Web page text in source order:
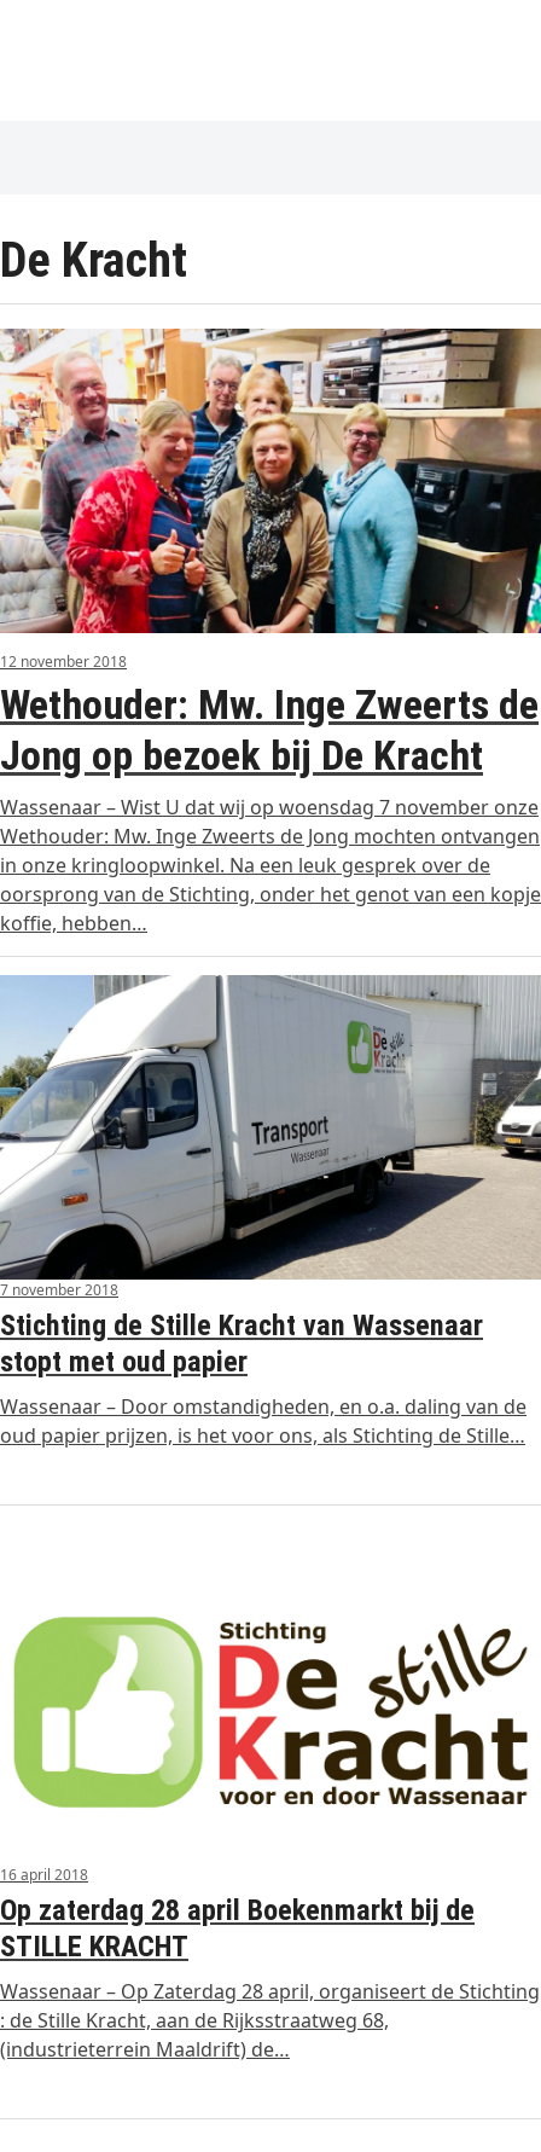
De Kracht
12 november 2018
Wethouder: Mw. Inge Zweerts de
Jong op bezoek bij De Kracht
Wassenaar – Wist U dat wij op woensdag 7 november onze
Wethouder: Mw. Inge Zweerts de Jong mochten ontvangen
in onze kringloopwinkel. Na een leuk gesprek over de
oorsprong van de Stichting, onder het genot van een kopje
koffie, hebben…
7 november 2018
Stichting de Stille Kracht van Wassenaar
stopt met oud papier
Wassenaar – Door omstandigheden, en o.a. daling van de
oud papier prijzen, is het voor ons, als Stichting de Stille…
16 april 2018
Op zaterdag 28 april Boekenmarkt bij de
STILLE KRACHT
Wassenaar – Op Zaterdag 28 april, organiseert de Stichting
: de Stille Kracht, aan de Rijksstraatweg 68,
(industrieterrein Maaldrift) de…